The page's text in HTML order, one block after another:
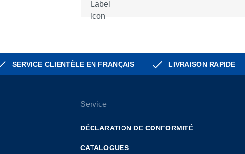
SERVICE CLIENTÈLE EN FRANÇAIS LIVRAISON RAPIDE
Service
DÉCLARATION DE CONFORMITÉ
CATALOGUES